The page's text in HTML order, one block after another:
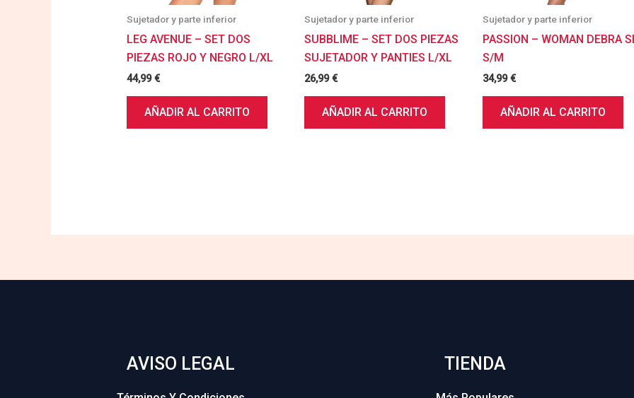
Sujetador y parte inferior
LEG AVENUE – SET DOS
PIEZAS ROJO Y NEGRO L/XL
44,99€
AÑADIR AL CARRITO
Sujetador y parte inferior
SUBBLIME – SET DOS PIEZAS
SUJETADOR Y PANTIES L/XL
26,99€
AÑADIR AL CARRITO
Sujetador y parte inferior
PASSION – WOMAN DEBRA
S/M
34,99€
AÑADIR AL CARRITO
AVISO LEGAL TIENDA